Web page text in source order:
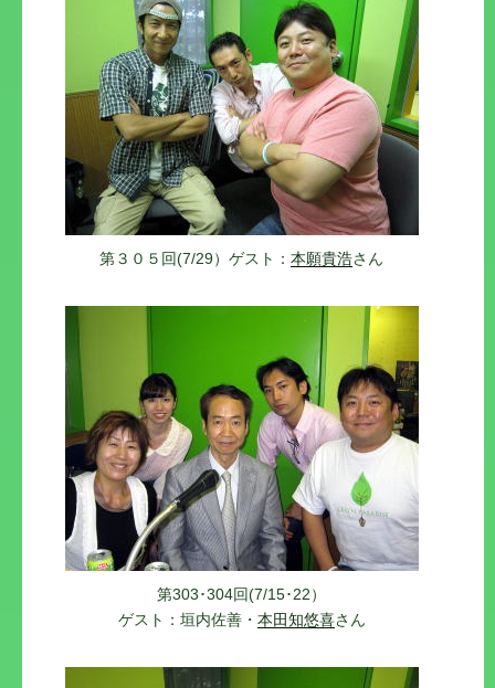
第３０５回(7/29）ゲスト：本願貴浩さん
第303･304回(7/15･22）
ゲスト：垣内佐善・ 本田知悠喜さん